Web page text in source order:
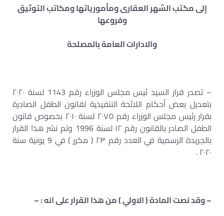
إلى مكتب الشهر العقارى ومأمورياتها ومكاتب التوثيق
وفروعها
والادارات العامة بالمصلحة
– تصدر قرار السيد ئيس مجلس الوزراء رقم 1143 لسنة ٢٠٢٠
بتعديل بعض أحكام اللائحة التنفيذية لقانون الطفل الصادرة
بقرار رئيس مجلس الوزراء رقم ٢٠٧٥ لسنة ٢٠١٠ بخصوص قانون
الطفل الصادر بالقانون رقم ١٢ لسنة 1996 وتم نشر هذا القرار
بالجريدة الرسمية في العدد رقم ٢٣ ( مكرر ) في 9 يونية سنة
٢٠٢٠ .
– وقد نصت المادة ( الاولي ) من هذا القرار على انه : –